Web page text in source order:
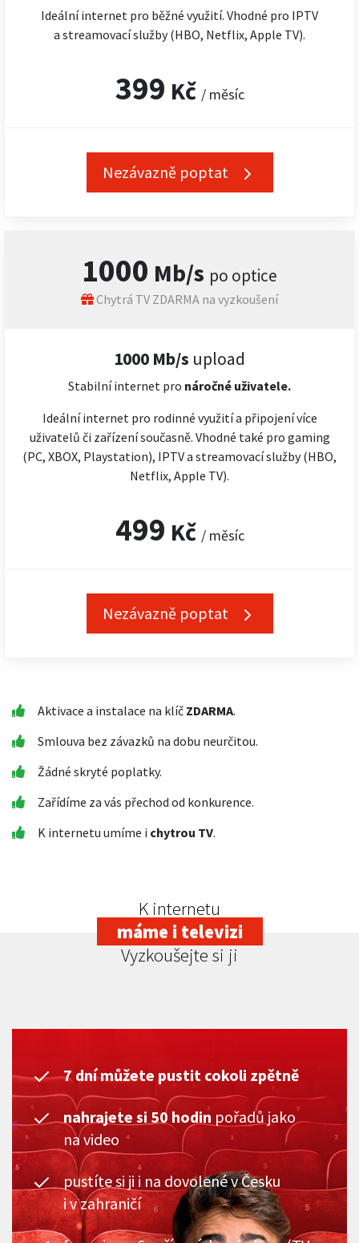
Ideální internet pro běžné využití. Vhodné pro IPTV
a streamovací služby (HBO, Netflix, Apple TV).
399 Kč / měsíc
Nezávazně poptat
1000 Mb/s po optice
Chytrá TV ZDARMA na vyzkoušení
1000 Mb/s upload
Stabilní internet pro náročné uživatele.
Ideální internet pro rodinné využití a připojení více
uživatelů či zařízení současně. Vhodné také pro gaming
(PC, XBOX, Playstation), IPTV a streamovací služby (HBO,
Netflix, Apple TV).
499 Kč / měsíc
Nezávazně poptat
Aktivace a instalace na klíč ZDARMA.
Smlouva bez závazků na dobu neurčitou.
Žádné skryté poplatky.
Zařídíme za vás přechod od konkurence.
K internetu umíme i chytrou TV.
K internetu
máme i televizi
Vyzkoušejte si ji
7 dní můžete pustit cokoli zpětně
nahrajete si 50 hodin pořadů jako
na video
pustíte si ji i na dovolené v Česku
i v zahraničí